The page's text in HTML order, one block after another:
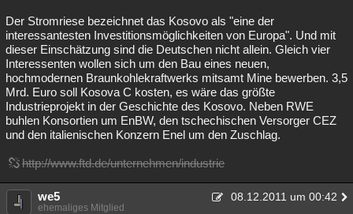
Der Stromriese bezeichnet das Kosovo als "eine der
interessantesten Investitionsmöglichkeiten von Europa". Und mit
dieser Einschätzung sind die Deutschen nicht allein. Gleich vier
Interessenten wollen sich um den Bau eines neuen,
hochmodernen Braunkohlekraftwerks mitsamt Mine bewerben. 3,5
Mrd. Euro soll Kosova C kosten, es wäre das größte
Industrieprojekt in der Geschichte des Kosovo. Neben RWE
buhlen Konsortien um EnBW, den tschechischen Versorger CEZ
und den italienischen Konzern Enel um den Zuschlag.
http://www.ftd.de/unternehmen/industrie
we5 08.12.2011 um 00:42
ehemaliges Mitglied